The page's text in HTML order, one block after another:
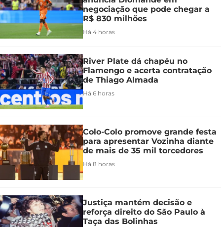
negociação que pode chegar a
R$ 830 milhões
Há 4 horas
River Plate dá chapéu no
Flamengo e acerta contratação
de Thiago Almada
Há 6 horas
Colo-Colo promove grande festa
para apresentar Vozinha diante
de mais de 35 mil torcedores
Há 8 horas
Justiça mantém decisão e
reforça direito do São Paulo à
Taça das Bolinhas